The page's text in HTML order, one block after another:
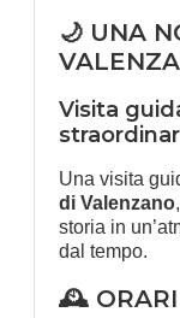
🌙 UNA
Visita
Una visita
di Valenzano
storia in
dal tempo.
🕰️ ORARI